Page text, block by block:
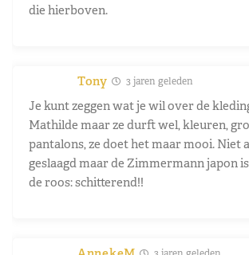
die hierboven.
Tony 3 jaren geleden
Je kunt zeggen wat je wil over de
Mathilde maar ze durft wel, kleuren,
pantalons, ze doet het maar mooi. Niet
geslaagd maar de Zimmermann japon
de roos: schitterend!!